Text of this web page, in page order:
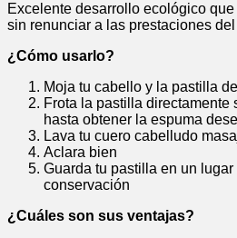
Excelente desarrollo ecológico
sin renunciar a las prestaciones
¿Cómo usarlo?
Moja tu cabello y la pastilla
Frota la pastilla directamente
hasta obtener la espuma
Lava tu cuero cabelludo
Aclara bien
Guarda tu pastilla en un lugar
conservación
¿Cuáles son sus ventajas?